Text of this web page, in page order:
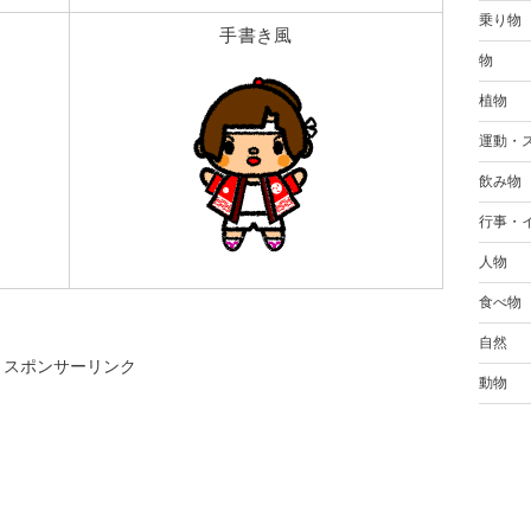
手書き風
スポンサーリンク
乗り物
物
植物
運動・
飲み物
行事・
人物
食べ物
自然
動物